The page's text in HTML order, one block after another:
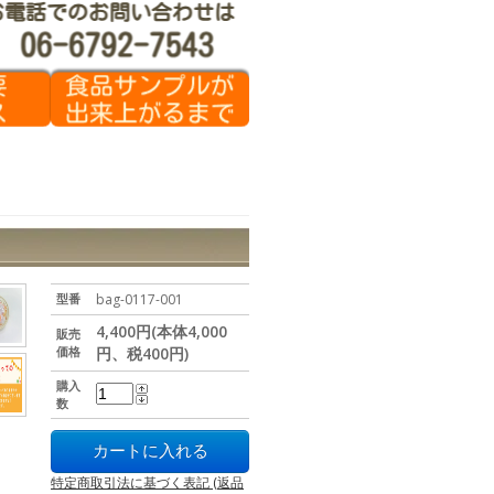
型番 bag-0117-001
販売
価格
4,400円(本体4,000
円、税400円)
購入
数
特定商取引法に基づく表記 (返品